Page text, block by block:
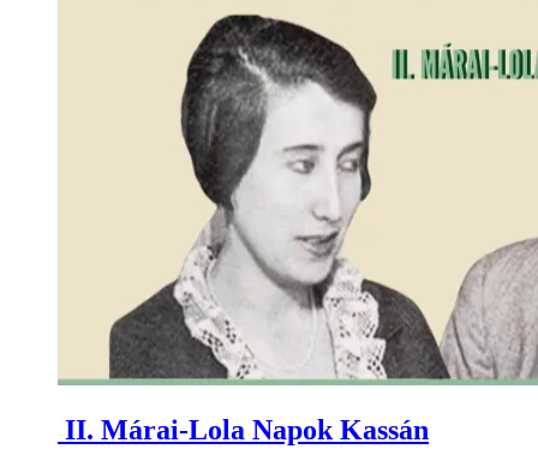
II. Márai-Lola Napok Kassán